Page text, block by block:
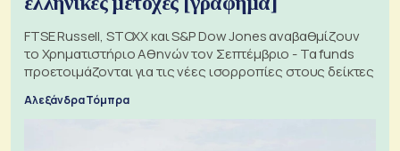
FTSE Russell, STOXX και S&P Dow Jones αναβαθμίζουν
το Χρηματιστήριο Αθηνών τον Σεπτέμβριο - Τα funds
προετοιμάζονται για τις νέες ισορροπίες στους δείκτες
Αλεξάνδρα Τόμπρα